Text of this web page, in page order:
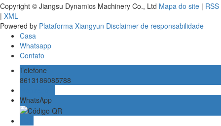
Copyright © Jiangsu Dynamics Machinery Co., Ltd Mapa do site | RSS
| XML
Powered by Plataforma Xiangyun Disclaimer de responsabilidade
Casa
Whatsapp
Contato
Telefone
8613186085788
WhatsApp